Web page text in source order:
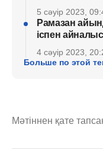
5 сәуір 2023,
Рамазан
іспен
4 сәуір 2023,
Больше по этой
Мәтіннен қате